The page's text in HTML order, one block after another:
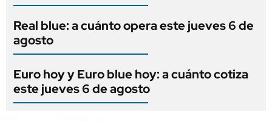
Real blue: a cuánto opera este jueves 6 de
agosto
Euro hoy y Euro blue hoy: a cuánto cotiza
este jueves 6 de agosto